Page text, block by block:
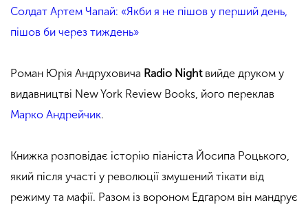
Солдат Артем Чапай: «Якби я не пішов у перший день,
пішов би через тиждень»
Роман Юрія Андруховича Radio Nightвийде друком у
видавництві New York Review Books, його переклав
Марко Андрейчик.
Книжка розповідає історію піаніста Йосипа Роцького,
який після участі у революції змушений тікати від
режиму та мафії. Разом із вороном Едґаром він мандрує